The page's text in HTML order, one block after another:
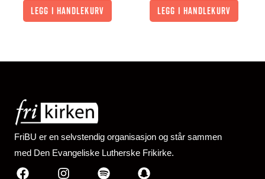
Legg i handlekurv Legg i handlekurv
FriBU er en selvstendig organisasjon og står sammen
med Den Evangeliske Lutherske Frikirke.
FacebookInstagramSpotifySnapchat